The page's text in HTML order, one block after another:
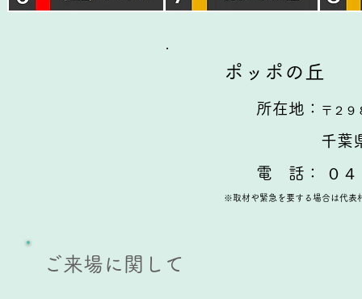
ポッポの丘
所在地： 〒２９
千葉県いす
電 話： ０４７
※取材や緊急を要する場合は代表
ご来場に関して